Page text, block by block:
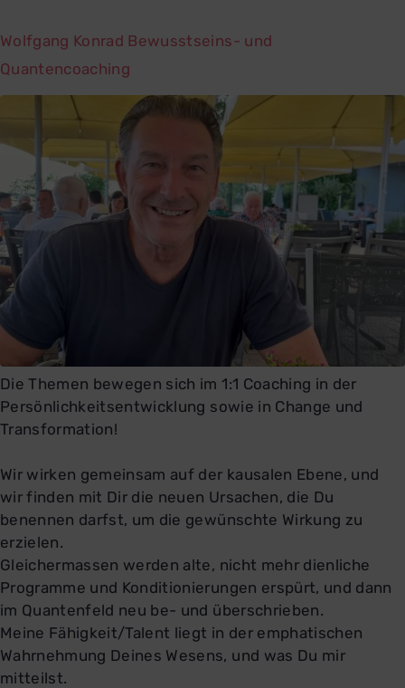
Wolfgang Konrad Bewusstseins- und
Quantencoaching
Die Themen bewegen sich im 1:1 Coaching in der
Persönlichkeitsentwicklung sowie in Change und
Transformation!
Wir wirken gemeinsam auf der kausalen Ebene, und
wir finden mit Dir die neuen Ursachen, die Du
benennen darfst, um die gewünschte Wirkung zu
erzielen.
Gleichermassen werden alte, nicht mehr dienliche
Programme und Konditionierungen erspürt, und dann
im Quantenfeld neu be- und überschrieben.
Meine Fähigkeit/Talent liegt in der emphatischen
Wahrnehmung Deines Wesens, und was Du mir
mitteilst.